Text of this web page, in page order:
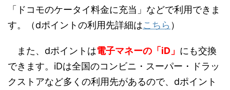
「ドコモのケータイ料金に充当」などで利用できま
す。（dポイントの利用先詳細はこちら ）
また、dポイントは電子マネーの「iD」 にも交換
できます。iDは全国のコンビニ・スーパー・ドラッ
クストアなど多くの利用先があるので、dポイント